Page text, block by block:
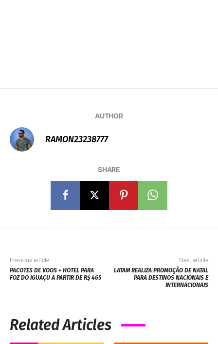
AUTHOR
RAMON23238777
SHARE
Previous article
PACOTES DE VOOS + HOTEL PARA
FOZ DO IGUAÇU A PARTIR DE R$ 465
Next article
LATAM REALIZA PROMOÇÃO DE NATAL
PARA DESTINOS NACIONAIS E
INTERNACIONAIS
Related Articles